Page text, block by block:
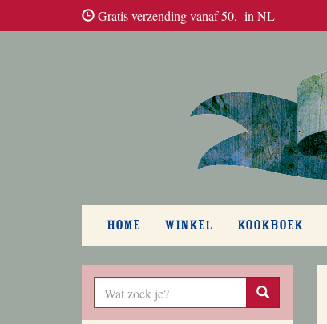
Gratis verzending vanaf 50,- in NL
HOME WINKEL KOOKBOEK